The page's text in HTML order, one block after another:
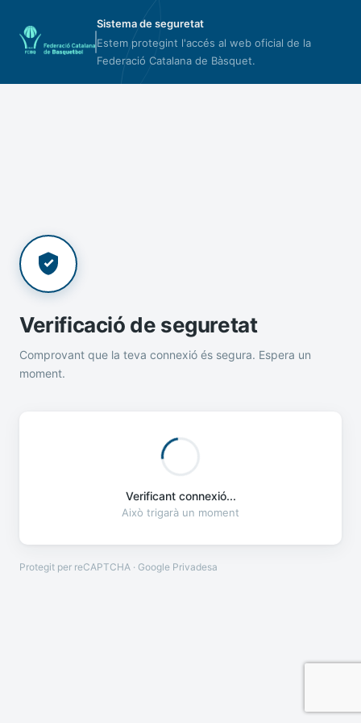
Sistema de seguretat
Estem protegint l'accés al web oficial de la
Federació Catalana de Bàsquet.
Verificació de seguretat
Comprovant que la teva connexió és segura. Espera un
moment.
Verificant connexió...
Això trigarà un moment
Protegit per reCAPTCHA · Google Privadesa